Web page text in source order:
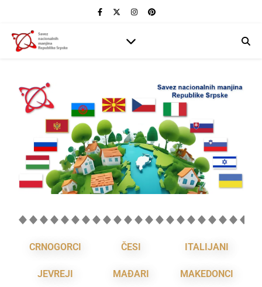
CRNOGORCI ČESI ITALIJANI
JEVREJI MAĐARI MAKEDONCI